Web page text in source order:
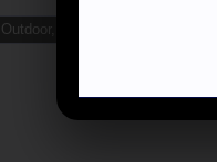
Autodate ::..